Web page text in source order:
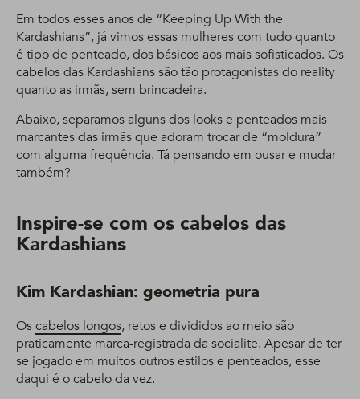
Em todos esses anos de “Keeping Up With the
Kardashians”, já vimos essas mulheres com tudo quanto
é tipo de penteado, dos básicos aos mais sofisticados. Os
cabelos das Kardashians são tão protagonistas do reality
quanto as irmãs, sem brincadeira.
Abaixo, separamos alguns dos looks e penteados mais
marcantes das irmãs que adoram trocar de “moldura”
com alguma frequência. Tá pensando em ousar e mudar
também?
Inspire-se com os cabelos das
Kardashians
Kim Kardashian: geometria pura
Oscabelos longos, retos e divididos ao meio são
praticamente marca-registrada da socialite. Apesar de ter
se jogado em muitos outros estilos e penteados, esse
daqui é o cabelo da vez.